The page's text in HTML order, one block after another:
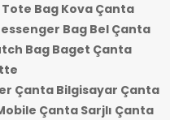
Bag Kova Çanta
Bag Bel Çanta
Bag Baget Çanta
Çanta Bilgisayar Çanta
Çanta Sarjlı Çanta